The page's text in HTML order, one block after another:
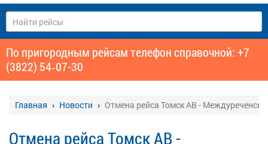
По пригородным рейсам телефон справочной: +7
(3822) 54‑07-30
Главная Новости Отмена рейса Томск АВ - Междуреченск
Отмена рейса Томск АВ -